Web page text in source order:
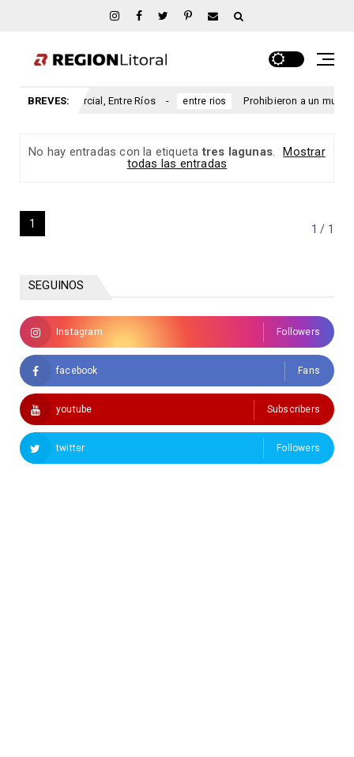
BREVES:
San Marcial, Entre Ríos entre rios Prohibieron a un municipio
No hay entradas con la etiqueta tres lagunas.
Mostrar
todas las entradas
1 / 1
1
SEGUINOS
Instagram Followers
facebook Fans
youtube Subscribers
twitter Followers